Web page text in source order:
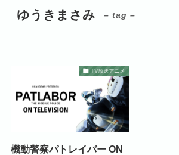
ゆうきまさみ – tag –
TV放送アニメ
機動警察パトレイバー ON